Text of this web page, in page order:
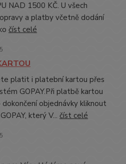
NAD 1500 KČ. U všech
a platby včetně dodání
číst celé
platit i platební kartou přes
GOPAY.Při platbě kartou
objednávky kliknout
který V... číst celé